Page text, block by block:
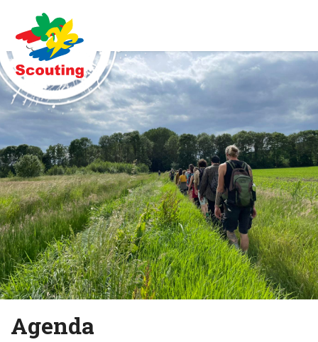
Agenda